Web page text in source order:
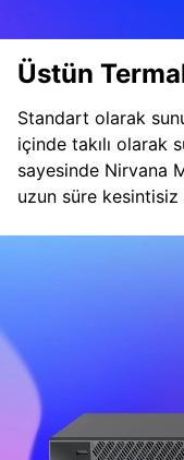
Üstün
Standart olarak
içinde takılı olarak
sayesinde Nirvana
uzun süre